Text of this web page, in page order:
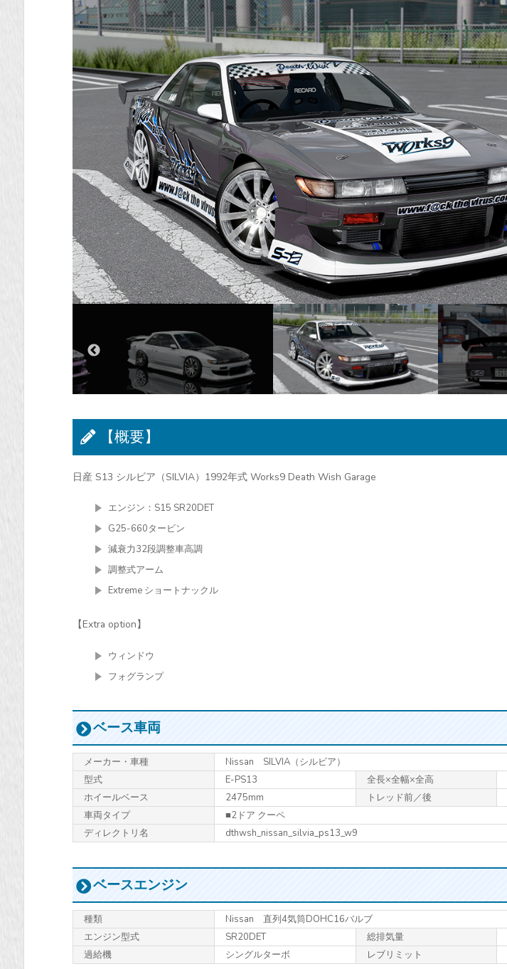
【概要】
日産 S13 シルビア（SILVIA）1992年式 Works9 Death Wish Garage
エンジン：S15 SR20DET
G25-660タービン
減衰力32段調整車高調
調整式アーム
Extreme ショートナックル
【Extra option】
ウィンドウ
フォグランプ
ベース車両
メーカー・車種
Nissan SILVIA（シルビア）
型式
E-PS13 全長×全幅×全高
ホイールベース
2475mm トレッド前／後
車両タイプ
■2ドア クーペ
ディレクトリ名
dthwsh_nissan_silvia_ps13_w9
ベースエンジン
種類
Nissan 直列4気筒DOHC16バルブ
エンジン型式
SR20DET 総排気量
過給機
シングルターボ レブリミット